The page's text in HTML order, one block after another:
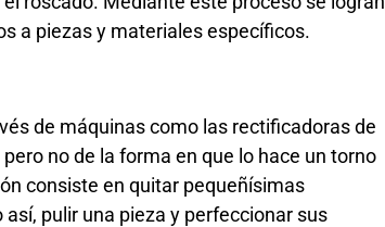
a piezas y materiales específicos.
de máquinas como las rectificadoras de
no de la forma en que lo hace un torno
consiste en quitar pequeñísimas
pulir una pieza y perfeccionar sus